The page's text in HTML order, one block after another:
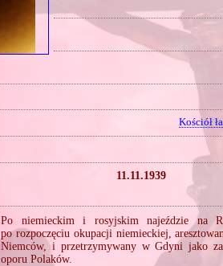
Kościół
11.11.1939
Po niemieckim i rosyjskim najeździe na
po rozpoczęciu okupacji niemieckiej,
Niemców, i przetrzymywany w Gdyni jako
oporu Polaków.